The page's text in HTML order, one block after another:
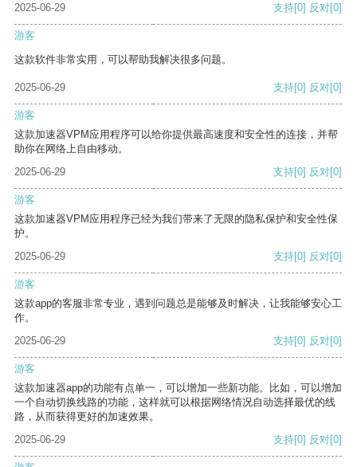
2025-06-29
支持[0] 反对[0]
游客
这款软件非常实用，可以帮助我解决很多问题。
2025-06-29 支持[0] 反对[0]
游客
这款加速器VPM应用程序可以给你提供最高速度和安全性的连接，并帮
助你在网络上自由移动。
2025-06-29
支持[0] 反对[0]
游客
这款加速器VPM应用程序已经为我们带来了无限的隐私保护和安全性保
护。
2025-06-29
支持[0] 反对[0]
游客
这款app的客服非常专业，遇到问题总是能够及时解决，让我能够安心工
作。
2025-06-29
支持[0] 反对[0]
游客
这款加速器app的功能有点单一，可以增加一些新功能。比如，可以增加
一个自动切换线路的功能，这样就可以根据网络情况自动选择最优的线
路，从而获得更好的加速效果。
2025-06-29
支持[0] 反对[0]